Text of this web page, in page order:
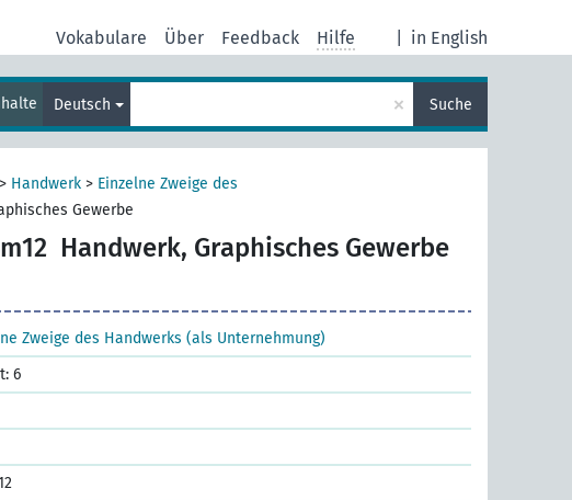
in English
Vokabulare Über Feedback Hilfe
Deutsch × Suche
> Handwerk > Einzelne Zweige des
Gewerbe
Handwerk, Graphisches Gewerbe
Zweige des Handwerks (als Unternehmung)
6